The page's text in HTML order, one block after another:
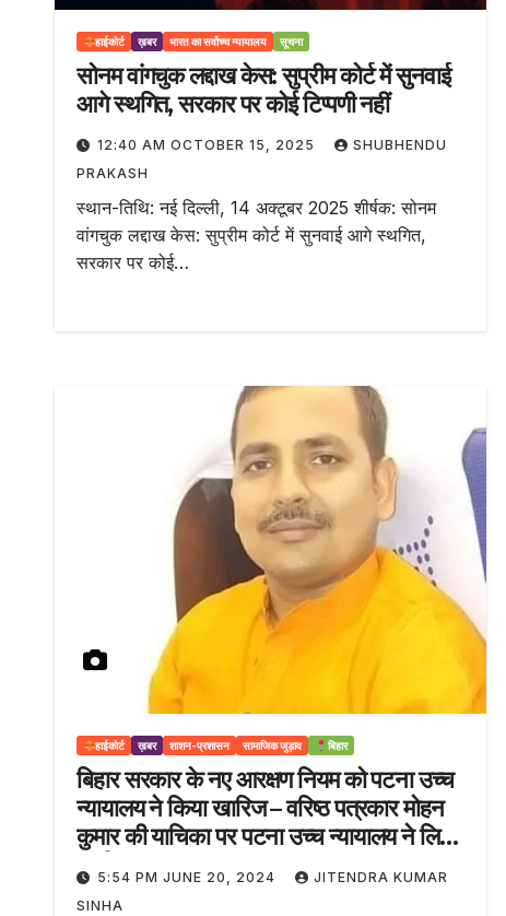
हाईकोर्ट ख़बर भारत का सर्वोच्च न्यायालय सूचना
सोनम वांगचुक लद्दाख केस: सुप्रीम कोर्ट में सुनवाई
आगे स्थगित, सरकार पर कोई टिप्पणी नहीं
12:40 AM OCTOBER 15, 2025
SHUBHENDU
PRAKASH
स्थान-तिथि: नई दिल्ली, 14 अक्टूबर 2025 शीर्षक: सोनम
वांगचुक लद्दाख केस: सुप्रीम कोर्ट में सुनवाई आगे स्थगित,
सरकार पर कोई…
हाईकोर्ट ख़बर शाशन-प्रशासन सामाजिक जुड़ाव बिहार
बिहार सरकार के नए आरक्षण नियम को पटना उच्च
न्यायालय ने किया खारिज – वरिष्ठ पत्रकार मोहन
कुमार की याचिका पर पटना उच्च न्यायालय ने लिया
निर्णय5:54 PM JUNE 20, 2024
JITENDRA KUMAR
SINHA